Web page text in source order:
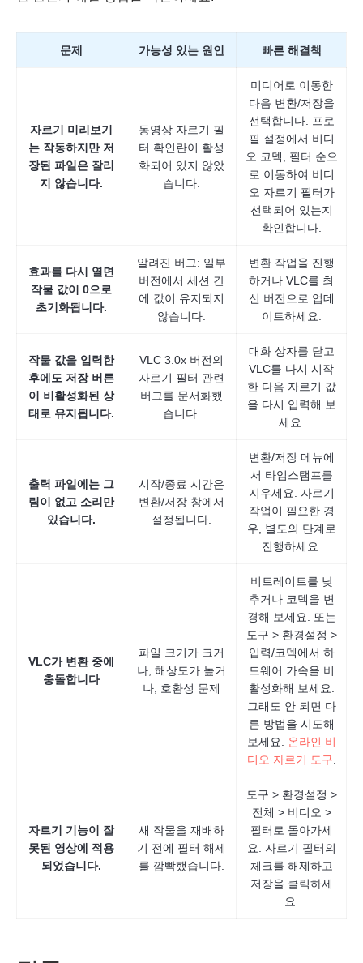
2 단계.
문제 가능성 있는 원인 빠른 해결책
자르기 미리보기
는 작동하지만 저
장된 파일은 잘리
지 않습니다.
동영상 자르기 필
터 확인란이 활성
화되어 있지 않았
습니다.
미디어로 이동한
다음 변환/저장을
선택합니다. 프로
필 설정에서 비디
오 코덱, 필터 순으
로 이동하여 비디
오 자르기 필터가
선택되어 있는지
확인합니다.
효과를 다시 열면
작물 값이 0으로
초기화됩니다.
알려진 버그: 일부
버전에서 세션 간
에 값이 유지되지
않습니다.
변환 작업을 진행
하거나 VLC를 최
신 버전으로 업데
이트하세요.
작물 값을 입력한
후에도 저장 버튼
이 비활성화된 상
태로 유지됩니다.
VLC 3.0x 버전의
자르기 필터 관련
버그를 문서화했
습니다.
대화 상자를 닫고
VLC를 다시 시작
한 다음 자르기 값
을 다시 입력해 보
세요.
출력 파일에는 그
림이 없고 소리만
있습니다.
시작/종료 시간은
변환/저장 창에서
설정됩니다.
변환/저장 메뉴에
서 타임스탬프를
지우세요. 자르기
작업이 필요한 경
우, 별도의 단계로
진행하세요.
VLC가 변환 중에
충돌합니다
파일 크기가 크거
나, 해상도가 높거
나, 호환성 문제
비트레이트를 낮
추거나 코덱을 변
경해 보세요. 또는
도구 > 환경설정 >
입력/코덱에서 하
드웨어 가속을 비
활성화해 보세요.
그래도 안 되면 다
른 방법을 시도해
보세요. 온라인 비
디오 자르기 도구
자르기 기능이 잘
못된 영상에 적용
되었습니다.
새 작물을 재배하
기 전에 필터 해제
를 깜빡했습니다.
도구 > 환경설정 >
전체 > 비디오 >
필터로 돌아가세
요. 자르기 필터의
체크를 해제하고
저장을 클릭하세
요.